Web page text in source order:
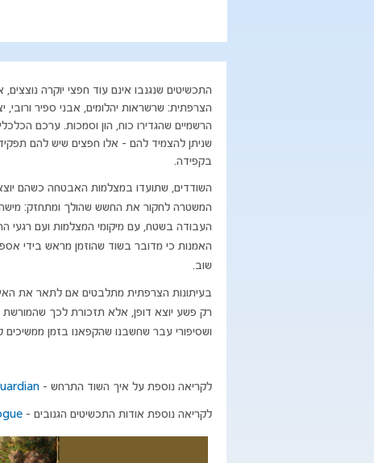
​התכשיטים שנגנבו אינם עוד חפצי יוקרה
שניתן להצמיד להם - אלו חפצים שיש להם
בקפידה.
השודדים, שתועדו במצלמות האבטחה כשהם
המשטרה לחקור את החשש שהולך ומתחזק:
העבודה בשטח, עם מיקומי המצלמות ועם רגעי
האמנות כי מדובר בשוד שהוזמן מראש בידי
שוב.
בעיתונות הצרפתית מתלבטים אם לתאר את
רק פשע יוצא דופן, אלא תזכורת לכך שהמורשת
ושסיפורי עבר שחשבנו שהקפאנו בזמן
לקריאה נוספת על איך השוד התרחש -
לקריאה נוספת אודות התכשיטים הגנובים -